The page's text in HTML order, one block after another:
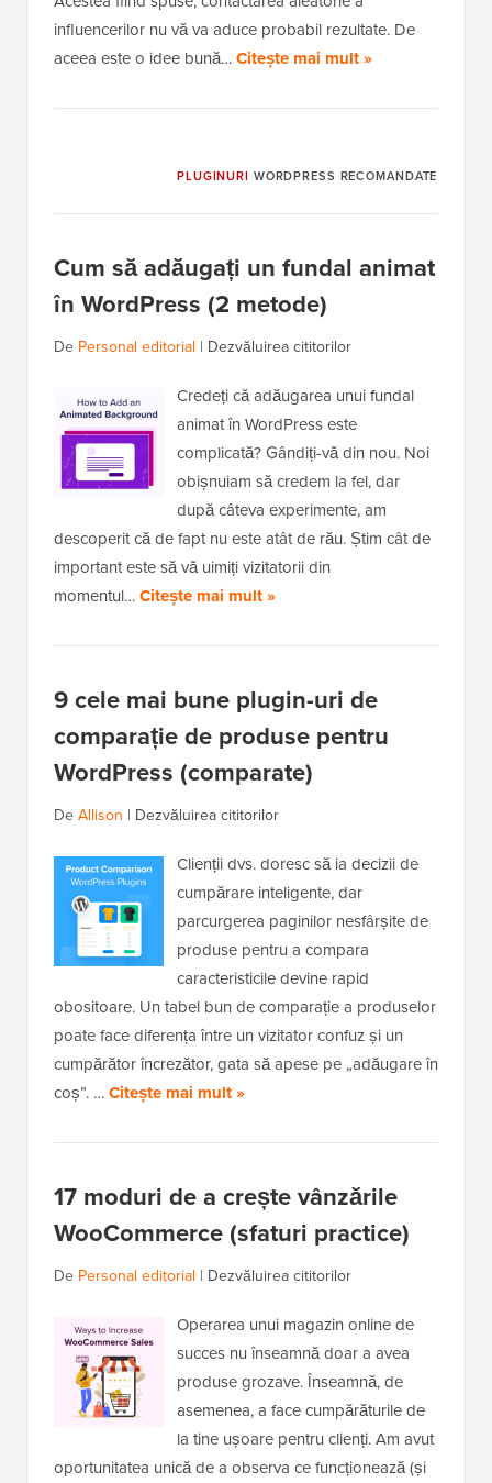
influencerilor nu vă va aduce probabil rezultate. De
aceea este o idee bună…Citește mai mult »
PLUGINURI WORDPRESS RECOMANDATE
Cum să adăugați un fundal animat
în WordPress (2 metode)
De Personal editorial | Dezvăluirea cititorilor
Credeți că adăugarea unui fundal
animat în WordPress este
complicată? Gândiți-vă din nou. Noi
obișnuiam să credem la fel, dar
după câteva experimente, am
descoperit că de fapt nu este atât de rău. Știm cât de
important este să vă uimiți vizitatorii din
momentul…Citește mai mult »
9 cele mai bune plugin-uri de
comparație de produse pentru
WordPress (comparate)
DeAllison | Dezvăluirea cititorilor
Clienții dvs. doresc să ia decizii de
cumpărare inteligente, dar
parcurgerea paginilor nesfârșite de
produse pentru a compara
caracteristicile devine rapid
obositoare. Un tabel bun de comparație a produselor
poate face diferența între un vizitator confuz și un
cumpărător încrezător, gata să apese pe „adăugare în
coș”. …Citește mai mult »
17 moduri de a crește vânzările
WooCommerce (sfaturi practice)
De Personal editorial | Dezvăluirea cititorilor
Operarea unui magazin online de
succes nu înseamnă doar a avea
produse grozave. Înseamnă, de
asemenea, a face cumpărăturile de
la tine ușoare pentru clienți. Am avut
oportunitatea unică de a observa ce funcționează (și